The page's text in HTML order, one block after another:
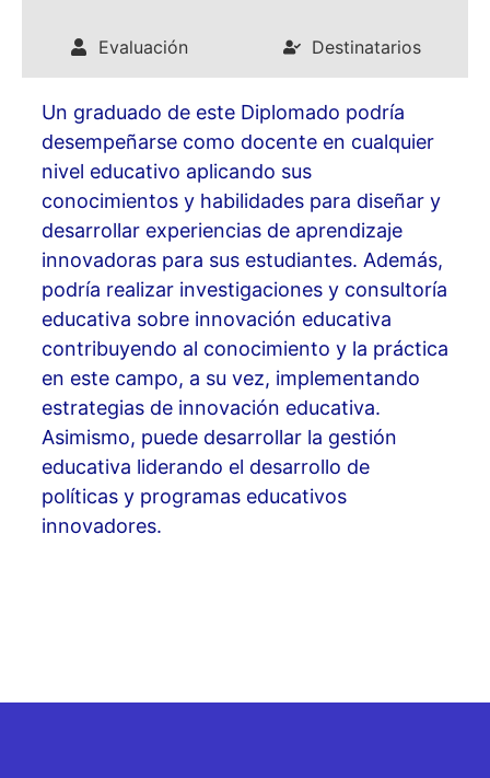
Evaluación Destinatarios
Un graduado de este Diplomado podría
desempeñarse como docente en cualquier
nivel educativo aplicando sus
conocimientos y habilidades para diseñar y
desarrollar experiencias de aprendizaje
innovadoras para sus estudiantes. Además,
podría realizar investigaciones y consultoría
educativa sobre innovación educativa
contribuyendo al conocimiento y la práctica
en este campo, a su vez, implementando
estrategias de innovación educativa.
Asimismo, puede desarrollar la gestión
educativa liderando el desarrollo de
políticas y programas educativos
innovadores.